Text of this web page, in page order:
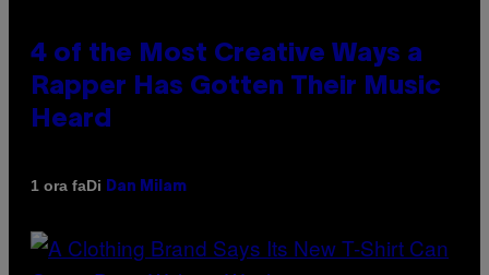
4 of the Most Creative Ways a
Rapper Has Gotten Their Music
Heard
1 ora faDi Dan Milam